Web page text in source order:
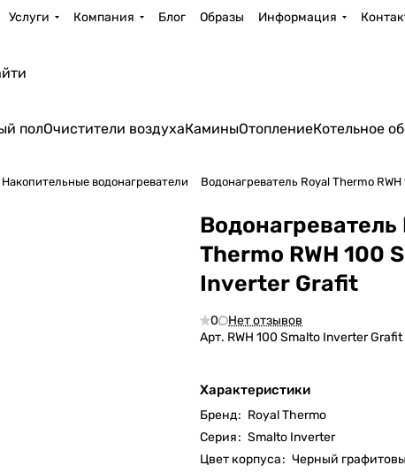
Услуги Компания Блог Образы Информация
полОчистители воздухаКаминыОтоплениеКотельное
Накопительные водонагреватели Водонагреватель Royal Thermo
Водонагреватель
Thermo RWH 100
Inverter Grafit
0
Нет отзывов
Арт. RWH 100 Smalto Inverter Grafit
Характеристики
Бренд: Royal Thermo
Серия: Smalto Inverter
Цвет корпуса: Черный